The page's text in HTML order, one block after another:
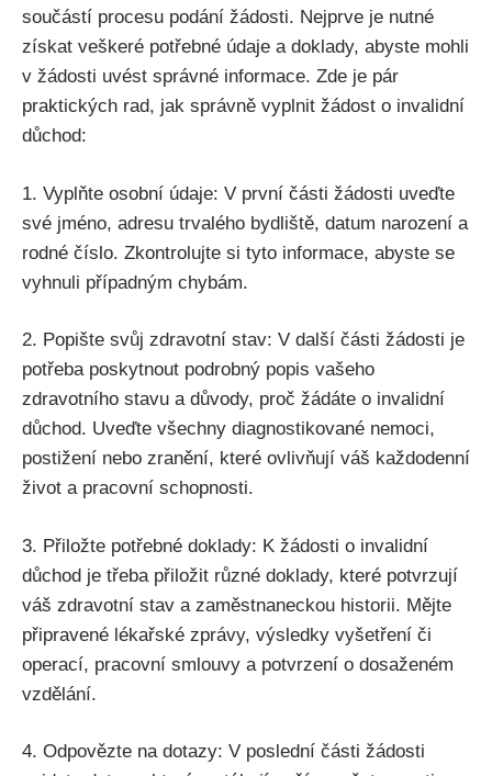
součástí procesu podání žádosti. Nejprve je nutné
získat veškeré potřebné údaje a doklady, abyste mohli
v žádosti uvést správné informace. Zde je pár
praktických rad, jak správně vyplnit žádost o invalidní
důchod:
1. Vyplňte osobní údaje: V první části žádosti uveďte
své jméno, adresu trvalého bydliště, datum narození a
rodné číslo. Zkontrolujte si tyto informace, abyste se
vyhnuli případným chybám.
2. Popište svůj zdravotní stav: V další části žádosti je
potřeba poskytnout podrobný popis vašeho
zdravotního stavu a důvody, proč žádáte o invalidní
důchod. Uveďte všechny diagnostikované nemoci,
postižení nebo zranění, které ovlivňují váš každodenní
život a pracovní schopnosti.
3. Přiložte potřebné doklady: K žádosti o invalidní
důchod je třeba přiložit různé doklady, které potvrzují
váš zdravotní stav a zaměstnaneckou historii. Mějte
připravené lékařské zprávy, výsledky vyšetření či
operací, pracovní smlouvy a potvrzení o dosaženém
vzdělání.
4. Odpovězte na dotazy: V poslední části žádosti